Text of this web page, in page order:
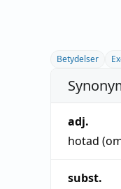
Betydelser
adj.
hotad (
subst.